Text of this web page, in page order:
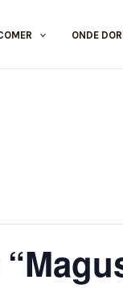
ONDE